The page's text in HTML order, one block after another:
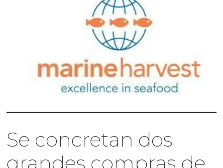
Se concretan dos
grandes compras de